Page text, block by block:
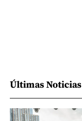
Últimas Noticias